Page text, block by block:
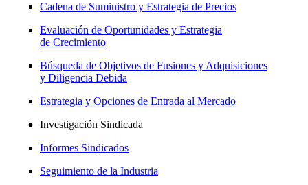
Cadena de Suministro y Estrategia de Precios
Evaluación de Oportunidades y Estrategia
de Crecimiento
Búsqueda de Objetivos de Fusiones y Adquisiciones
y Diligencia Debida
Estrategia y Opciones de Entrada al Mercado
Investigación Sindicada
Informes Sindicados
Seguimiento de la Industria